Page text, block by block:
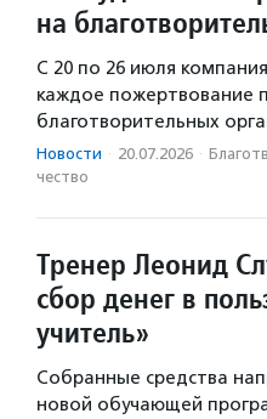
на
С 20 по 26 июля
каждое пожертвование
благотворительных
Новости · 20.07.2026 ·
чест­во
Тренер Леонид
сбор денег в
учитель»
Собранные средства
новой обучающей